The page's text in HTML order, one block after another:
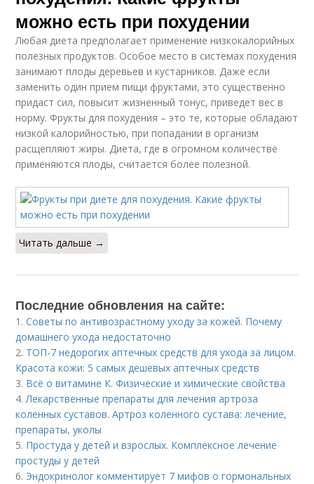
можно есть при похудении
Любая диета предполагает применение низкокалорийных
полезных продуктов. Особое место в системах похудения
занимают плоды деревьев и кустарников. Даже если
заменить один прием пищи фруктами, это существенно
придаст сил, повысит жизненный тонус, приведет вес в
норму. Фрукты для похудения – это те, которые обладают
низкой калорийностью, при попадании в организм
расщепляют жиры. Диета, где в огромном количестве
применяются плоды, считается более полезной.
Читать дальше →
Последние обновления на сайте:
1.Советы по антивозрастному уходу за кожей. Почему
домашнего ухода недостаточно
2. ТОП-7 недорогих аптечных средств для ухода за лицом.
Красота кожи: 5 самых дешевых аптечных средств
3. Всё о витамине К. Физические и химические свойства
4.Лекарственные препараты для лечения артроза
коленных суставов. Артроз коленного сустава: лечение,
препараты, уколы
5. Простуда у детей и взрослых. Комплексное лечение
простуды у детей
6. Эндокринолог комментирует 7 мифов о гормональных